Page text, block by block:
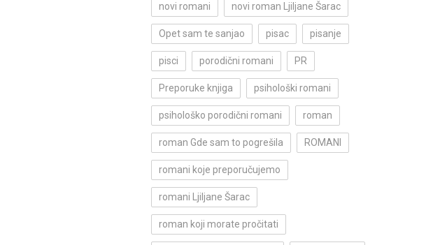
novi romani novi roman Ljiljane Šarac
Opet sam te sanjao pisac pisanje
pisci porodični romani PR
Preporuke knjiga psihološki romani
psihološko porodični romani roman
roman Gde sam to pogrešila ROMANI
romani koje preporučujemo
romani Ljiljane Šarac
roman koji morate pročitati